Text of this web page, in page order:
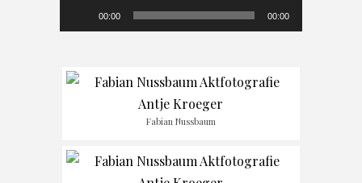
Player
00:00 00:00
Fabian Nussbaum